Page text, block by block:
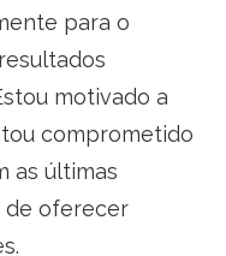
para o
motivado a
comprometido
as últimas
de oferecer